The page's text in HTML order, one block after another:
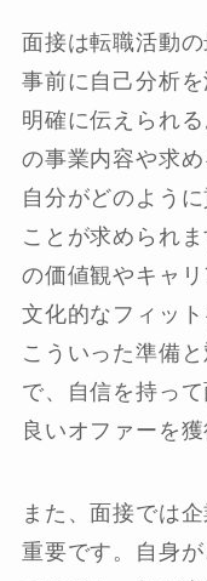
面接は転職活動
事前に自己分析
明確に伝えられ
の事業内容や求
自分がどのよう
ことが求められ
の価値観やキャ
文化的なフィッ
こういった準備
で、自信を持っ
良いオファーを
また、面接では
重要です。自身